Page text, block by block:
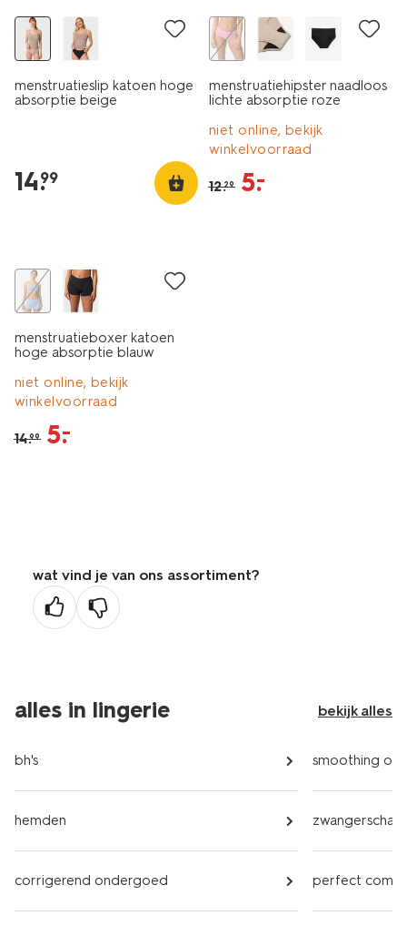
menstruatieslip katoen hoge
absorptie beige
14.
99
menstruatiehipster naadloos
lichte absorptie roze
niet online, bekijk
winkelvoorraad
12.29 5.
–
menstruatieboxer katoen
hoge absorptie blauw
niet online, bekijk
winkelvoorraad
14.99 5.
–
wat vind je van ons assortiment?
alles in lingerie bekijk alles
bh's
hemden
corrigerend ondergoed
smoothing
perfect